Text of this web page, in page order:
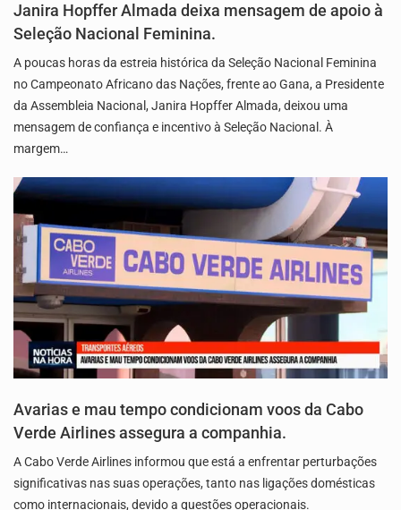
Janira Hopffer Almada deixa mensagem de apoio à
Seleção Nacional Feminina.
A poucas horas da estreia histórica da Seleção Nacional Feminina
no Campeonato Africano das Nações, frente ao Gana, a Presidente
da Assembleia Nacional, Janira Hopffer Almada, deixou uma
mensagem de confiança e incentivo à Seleção Nacional. À
margem…
Avarias e mau tempo condicionam voos da Cabo
Verde Airlines assegura a companhia.
A Cabo Verde Airlines informou que está a enfrentar perturbações
significativas nas suas operações, tanto nas ligações domésticas
como internacionais, devido a questões operacionais.